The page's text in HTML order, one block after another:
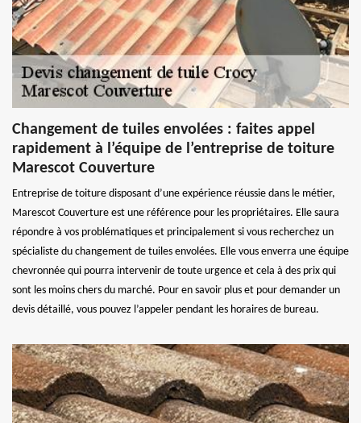
Changement de tuiles envolées : faites appel
rapidement à l’équipe de l’entreprise de toiture
Marescot Couverture
Entreprise de toiture disposant d’une expérience réussie dans le métier,
Marescot Couverture est une référence pour les propriétaires. Elle saura
répondre à vos problématiques et principalement si vous recherchez un
spécialiste du changement de tuiles envolées. Elle vous enverra une équipe
chevronnée qui pourra intervenir de toute urgence et cela à des prix qui
sont les moins chers du marché. Pour en savoir plus et pour demander un
devis détaillé, vous pouvez l’appeler pendant les horaires de bureau.